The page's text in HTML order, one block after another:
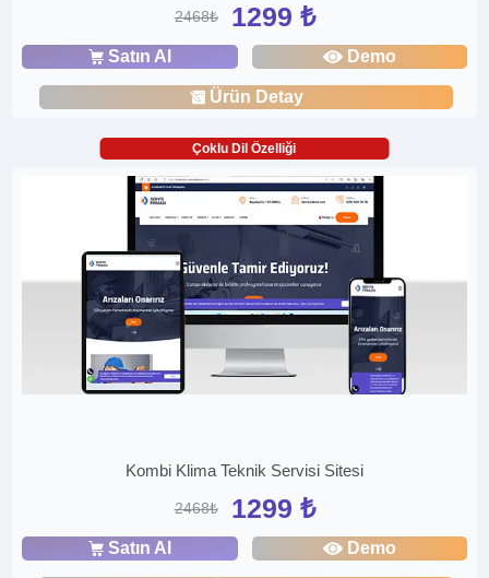
2468₺ 1299 ₺
Satın Al Demo
Ürün Detay
Çoklu Dil Özelliği
Kombi Klima Teknik Servisi Sitesi
2468₺ 1299 ₺
Satın Al Demo